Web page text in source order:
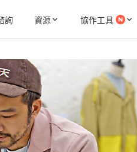
詢 資源 協作工具